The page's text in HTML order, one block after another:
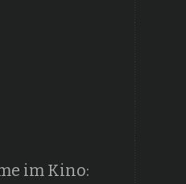
im Kino: